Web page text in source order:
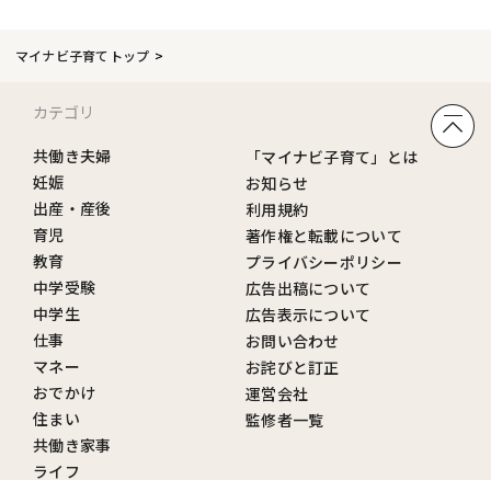
マイナビ子育てトップ
カテゴリ
共働き夫婦
妊娠
出産・産後
育児
教育
中学受験
中学生
仕事
マネー
おでかけ
住まい
共働き家事
ライフ
「マイナビ子育て」とは
お知らせ
利用規約
著作権と転載について
プライバシーポリシー
広告出稿について
広告表示について
お問い合わせ
お詫びと訂正
運営会社
監修者一覧